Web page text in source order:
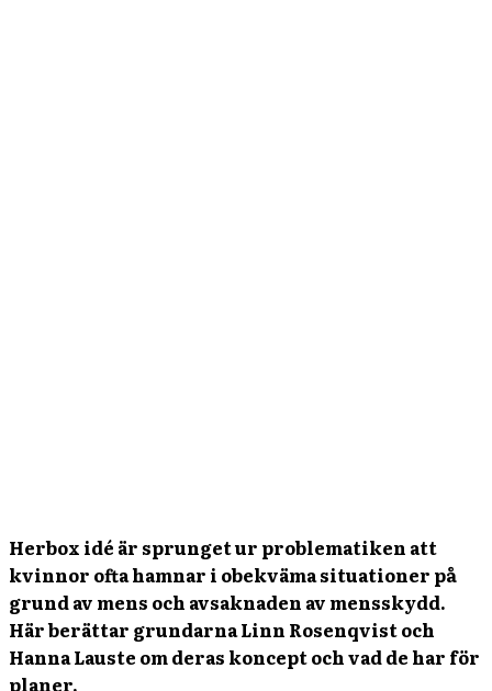
Herbox idé är sprunget ur problematiken att
kvinnor ofta hamnar i obekväma situationer på
grund av mens och avsaknaden av mensskydd.
Här berättar grundarnaLinn Rosenqvist och
Hanna Lauste om deras koncept och vad de har för
planer.